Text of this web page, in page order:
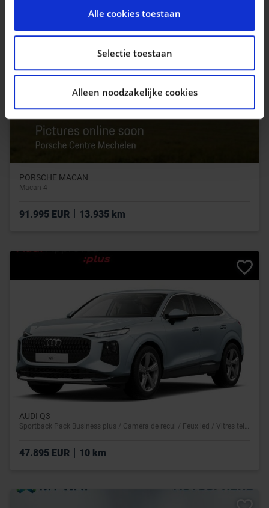
personaliseren, om functies voor social media te
bieden en om ons websiteverkeer te analyseren. Ook
delen we informatie over uw gebruik van onze site met
onze partners voor social media, adverteren en
combineren met andere informatie die u aan ze heeft
verstrekt of die ze hebben verzameld op basis van uw
gebruik van hun services.
Alle cookies toestaan
Selectie toestaan
Alleen noodzakelijke cookies
PORSCHE MACAN
Macan 4
91.995 EUR | 13.935 km
AUDI Q3
Sportback Pack Business plus / Caméra de recul / Feux led / Vitres teintées
47.895 EUR | 10 km